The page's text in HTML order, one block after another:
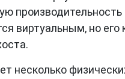
виртуальным, но
несколько